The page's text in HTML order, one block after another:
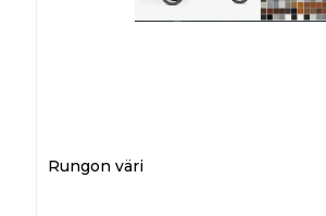
Rungon väri